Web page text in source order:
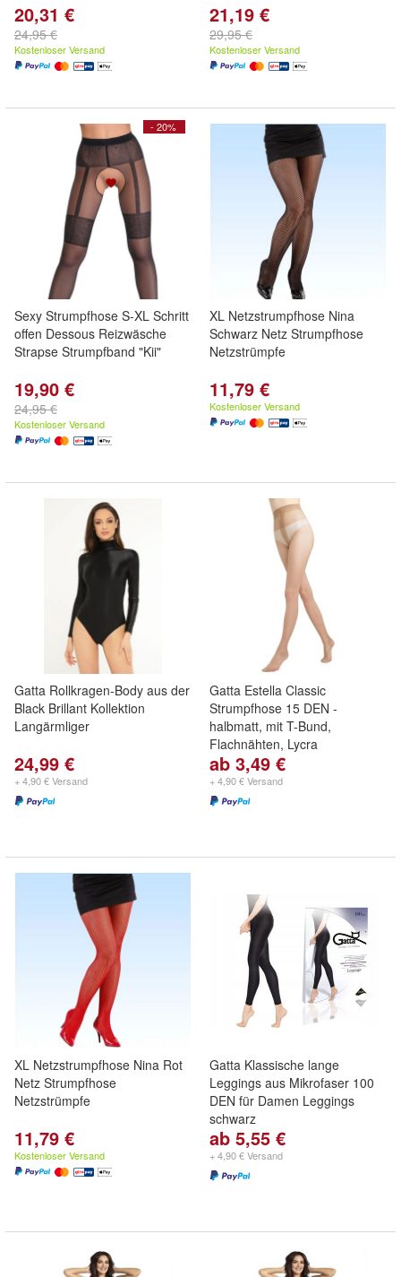
20,31 €
24,95 €
Kostenloser Versand
21,19 €
29,95 €
Kostenloser Versand
- 20%
Sexy Strumpfhose S-XL Schritt
offen Dessous Reizwäsche
Strapse Strumpfband "Kii"
19,90 €
24,95 €
Kostenloser Versand
XL Netzstrumpfhose Nina
Schwarz Netz Strumpfhose
Netzstrümpfe
11,79 €
Kostenloser Versand
Gatta Rollkragen-Body aus der
Black Brillant Kollektion
Langärmliger
24,99 €
+ 4,90 € Versand
Gatta Estella Classic
Strumpfhose 15 DEN -
halbmatt, mit T-Bund,
Flachnähten, Lycra
ab 3,49 €
+ 4,90 € Versand
XL Netzstrumpfhose Nina Rot
Netz Strumpfhose
Netzstrümpfe
11,79 €
Kostenloser Versand
Gatta Klassische lange
Leggings aus Mikrofaser 100
DEN für Damen Leggings
schwarz
ab 5,55 €
+ 4,90 € Versand